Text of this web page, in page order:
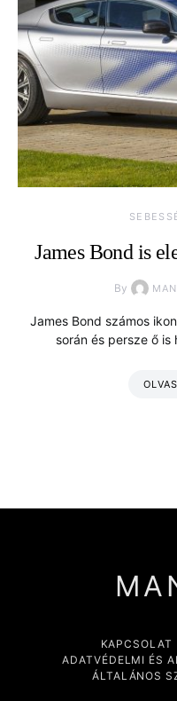
James Bond is
By
James Bond számos
során és persze ő
KAPCSOLAT
ADATVÉDELMI ÉS
ÁLTALÁNOS